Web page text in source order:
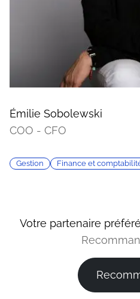
Émilie Sobolewski
COO - CFO
Gestion Finance et
Votre partenaire